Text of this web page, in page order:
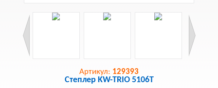
Артикул: 129393
Степлер KW-TRIO 5106T